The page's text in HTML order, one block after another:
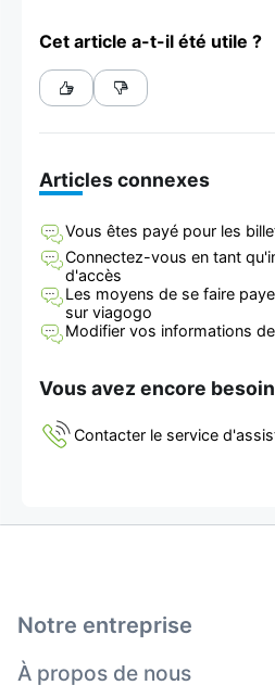
Cet article a-t-il été utile ?
Articles connexes
Vous êtes payé pour les
Connectez-vous en tant
d'accès
Les moyens de se faire
sur viagogo
Modifier vos informations
Vous avez encore
Contacter le service
Notre entreprise
À propos de nous